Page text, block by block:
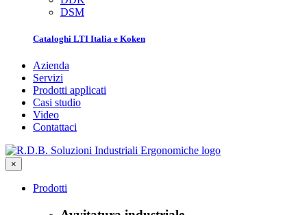
DSM
Cataloghi LTI Italia e Koken
Azienda
Servizi
Prodotti applicati
Casi studio
Video
Contattaci
×
Prodotti